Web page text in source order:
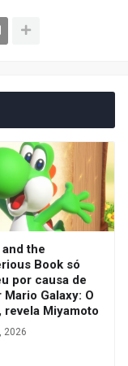
the
Book só
por causa de
Mario Galaxy: O
revela Miyamoto
2026